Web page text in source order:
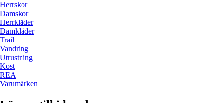
Herrskor
Damskor
Herrkläder
Damkläder
Trail
Vandring
Utrustning
Kost
REA
Varumärken